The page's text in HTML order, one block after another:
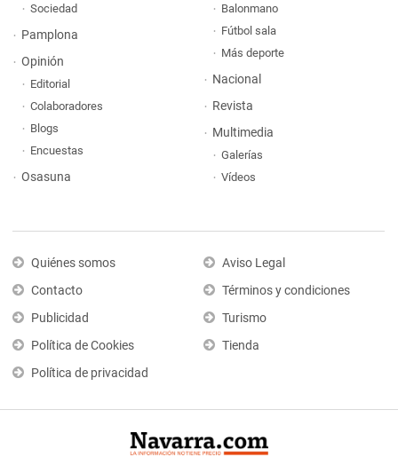
Sociedad
Pamplona
Opinión
Editorial
Colaboradores
Blogs
Encuestas
Osasuna
Balonmano
Fútbol sala
Más deporte
Nacional
Revista
Multimedia
Galerías
Vídeos
Quiénes somos
Contacto
Publicidad
Política de Cookies
Política de privacidad
Aviso Legal
Términos y condiciones
Turismo
Tienda